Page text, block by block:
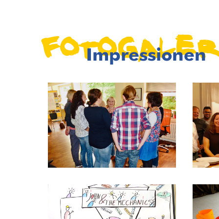
FotoImpressionen